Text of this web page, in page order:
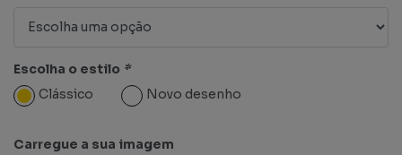
Escolha o estilo *
Clássico
Novo desenho
Carregue a sua imagem